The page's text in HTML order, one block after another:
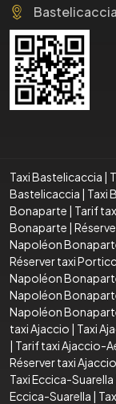
Bastelicaccia
Taxi Bastelicaccia |
Bastelicaccia | Taxi
Bonaparte | Tarif
Bonaparte |
Napoléon
Réserver taxi
Napoléon
Napoléon
Napoléon
taxi Ajaccio | Taxi
| Tarif taxi Ajaccio-
Réserver taxi
Taxi Eccica-Suarella
Eccica-Suarella |